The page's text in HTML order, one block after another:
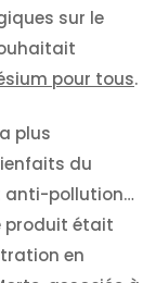
sur le
pour tous.
plus
du
anti-pollution…
produit était
en